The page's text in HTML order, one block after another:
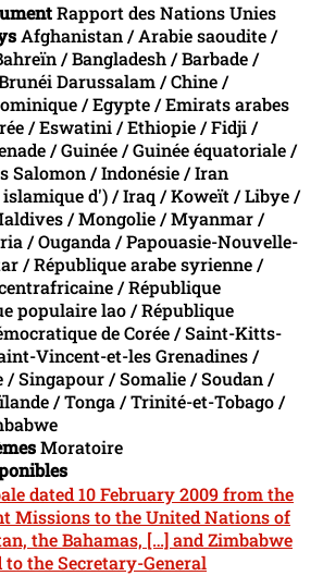
Rapport des Nations Unies
Afghanistan / Arabie saoudite /
/ Bangladesh / Barbade /
Darussalam / Chine /
/ Egypte / Emirats arabes
/ Eswatini / Ethiopie / Fidji /
/ Guinée / Guinée équatoriale /
Salomon / Indonésie / Iran
islamique d') / Iraq / Koweït / Libye /
/ Mongolie / Myanmar /
/ Ouganda / Papouasie-Nouvelle-
/ République arabe syrienne /
/ République
populaire lao / République
de Corée / Saint-Kitts-
Vincent-et-les Grenadines /
/ Singapour / Somalie / Soudan /
/ Tonga / Trinité-et-Tobago /
Moratoire
dated 10 February 2009 from the
Missions to the United Nations of
the Bahamas, […] and Zimbabwe
to the Secretary-General